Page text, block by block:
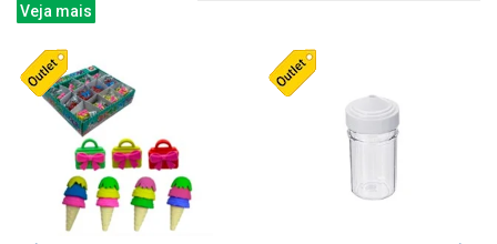
Veja mais